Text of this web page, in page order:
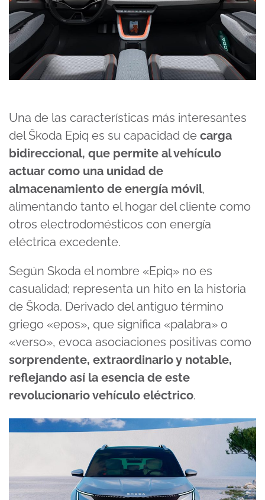
Una de las características más interesantes
del Škoda Epiq es su capacidad de carga
bidireccional, que permite al vehículo
actuar como una unidad de
almacenamiento de energía móvil,
alimentando tanto el hogar del cliente como
otros electrodomésticos con energía
eléctrica excedente.
Según Skoda el nombre «Epiq» no es
casualidad; representa un hito en la historia
de Škoda. Derivado del antiguo término
griego «epos», que significa «palabra» o
«verso», evoca asociaciones positivas como
sorprendente, extraordinario y notable,
reflejando así la esencia de este
revolucionario vehículo eléctrico.